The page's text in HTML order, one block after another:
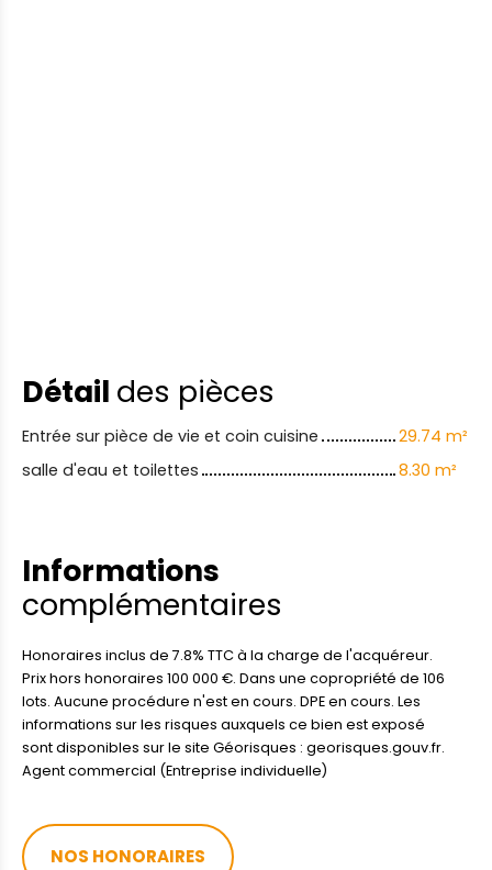
Détail des pièces
Entrée sur pièce de vie et coin cuisine
29.74 m²
salle d'eau et toilettes
8.30 m²
Informations
complémentaires
Honoraires inclus de 7.8% TTC à la charge de l'acquéreur.
Prix hors honoraires 100 000 €. Dans une copropriété de 106
lots. Aucune procédure n'est en cours. DPE en cours. Les
informations sur les risques auxquels ce bien est exposé
sont disponibles sur le site Géorisques : georisques.gouv.fr.
Agent commercial (Entreprise individuelle)
NOS HONORAIRES